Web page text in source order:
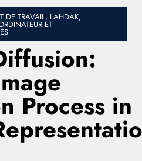
DE TRAVAIL, LAHDAK,
ET
Process in